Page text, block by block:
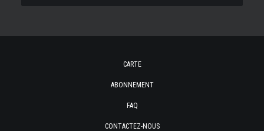
CARTE
ABONNEMENT
FAQ
CONTACTEZ-NOUS